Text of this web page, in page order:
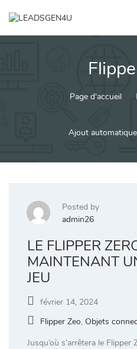
Page d'accueil
Ajout
Posted by
admin26
LE FLIPPER
MAINTENANT
JEU
février 14, 2024
Flipper Zeo, Objets
Jusqu’où s’arrêtera le